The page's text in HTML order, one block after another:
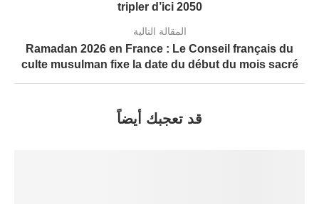
tripler d’ici 2050
المقالة التالية
Ramadan 2026 en France : Le Conseil français du
culte musulman fixe la date du début du mois sacré
قد تعجبك أيضاً